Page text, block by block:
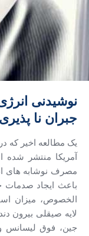
نوشیدنی
جبران نا
یک مطالعه اخیر که
آمریکا منتشر
مصرف نوشابه های
باعث ایجاد صدمات
الخصوص، میزان
لایه صیقلی بیرون
جین، فوق